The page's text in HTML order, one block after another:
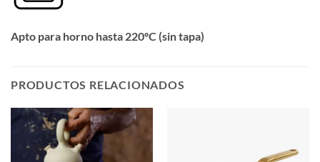
Apto para horno hasta 220ºC (sin tapa)
PRODUCTOS RELACIONADOS